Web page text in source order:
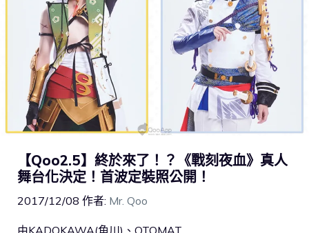
【Qoo2.5】終於來了！？《戰刻夜血》真人
舞台化決定！首波定裝照公開！
2017/12/08 作者: Mr. Qoo
由KADOKAWA(角川)、OTOMAT